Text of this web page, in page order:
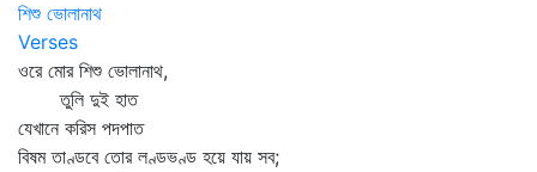
শিশু ভোলানাথ
Verses
ওরে মোর শিশু ভোলানাথ,
তুলি দুই হাত
যেখানে করিস পদপাত
বিষম তাণ্ডবে তোর লণ্ডভণ্ড হয়ে যায় সব;